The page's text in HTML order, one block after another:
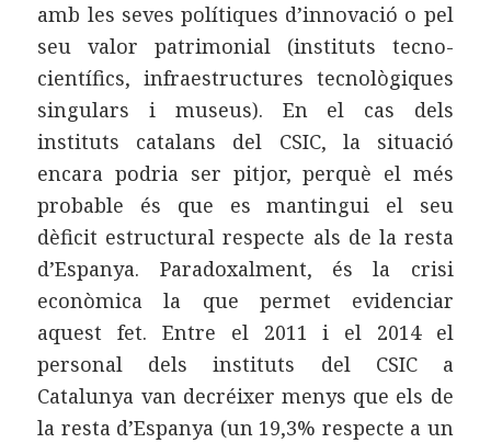
amb les seves polítiques d’innovació o pel
seu valor patrimonial (instituts tecno-
científics, infraestructures tecnològiques
singulars i museus). En el cas dels
instituts catalans del CSIC, la situació
encara podria ser pitjor, perquè el més
probable és que es mantingui el seu
dèficit estructural respecte als de la resta
d’Espanya. Paradoxalment, és la crisi
econòmica la que permet evidenciar
aquest fet. Entre el 2011 i el 2014 el
personal dels instituts del CSIC a
Catalunya van decréixer menys que els de
la resta d’Espanya (un 19,3% respecte a un